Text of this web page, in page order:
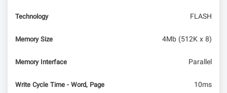
Technology FLASH
Memory Size 4Mb (512K x 8)
Memory Interface Parallel
Write Cycle Time - Word, Page 10ms